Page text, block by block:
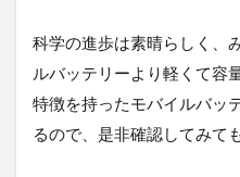
科学の進歩は素晴らしく、
ルバッテリーより軽くて容
特徴を持ったモバイルバッ
るので、是非確認してみて